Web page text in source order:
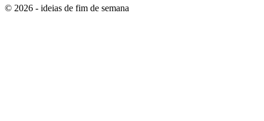
© 2026 - ideias de fim de semana